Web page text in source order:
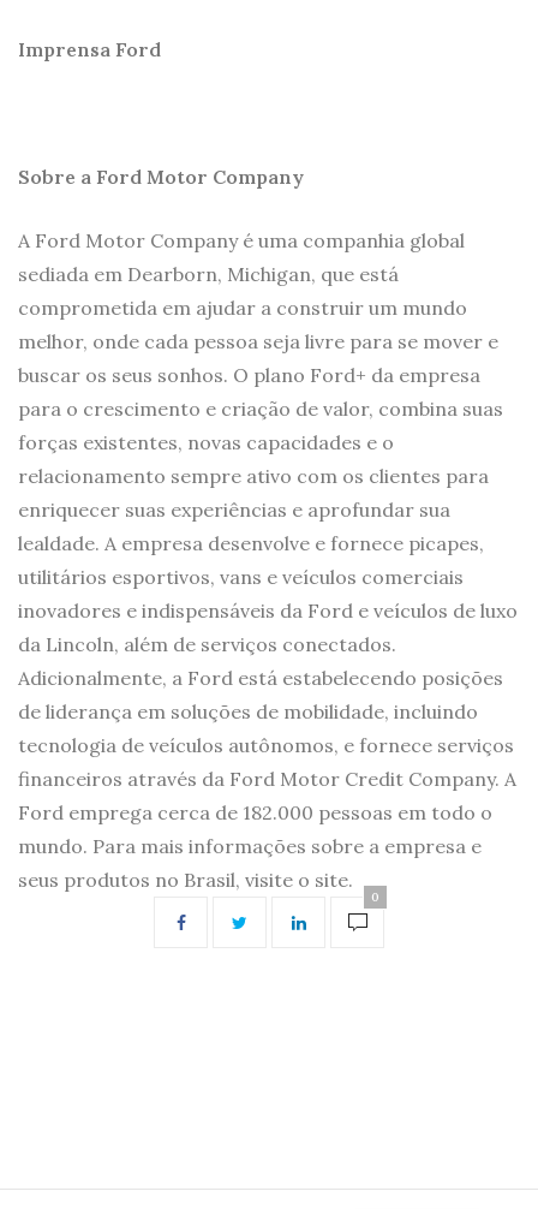
Imprensa Ford
Sobre a Ford Motor Company
A Ford Motor Company é uma companhia global
sediada em Dearborn, Michigan, que está
comprometida em ajudar a construir um mundo
melhor, onde cada pessoa seja livre para se mover e
buscar os seus sonhos. O plano Ford+ da empresa
para o crescimento e criação de valor, combina suas
forças existentes, novas capacidades e o
relacionamento sempre ativo com os clientes para
enriquecer suas experiências e aprofundar sua
lealdade. A empresa desenvolve e fornece picapes,
utilitários esportivos, vans e veículos comerciais
inovadores e indispensáveis da Ford e veículos de luxo
da Lincoln, além de serviços conectados.
Adicionalmente, a Ford está estabelecendo posições
de liderança em soluções de mobilidade, incluindo
tecnologia de veículos autônomos, e fornece serviços
financeiros através da Ford Motor Credit Company. A
Ford emprega cerca de 182.000 pessoas em todo o
mundo. Para mais informações sobre a empresa e
seus produtos no Brasil, visite o site.
0